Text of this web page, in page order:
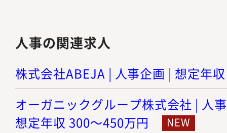
人事の関連求人
株式会社ABEJA | 人事企画 | 想定年
オーガニックグループ株式会社 | 人
想定年収 300～450万円